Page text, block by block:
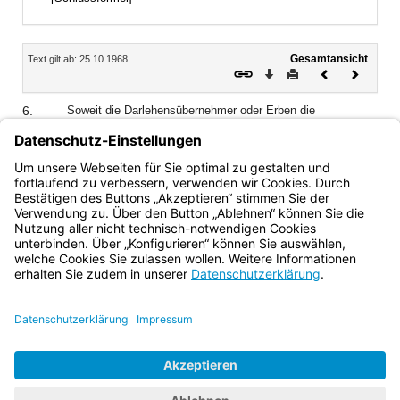
Inhalt
Text gilt ab: 25.10.1968
Gesamtansicht
Download
DruckenVorheriges
6.
Soweit die Darlehensübernehmer oder Erben die
die Regierungen bei Abgabe der Zustimmung zur
Schuldübernahme gleichzeitig auch die Bescheinigungen
nach § 37 und § 64 BVFG.
Bayern.de
BayernPortal
Impressum